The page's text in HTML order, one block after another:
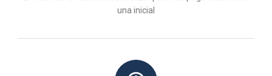
una inicial